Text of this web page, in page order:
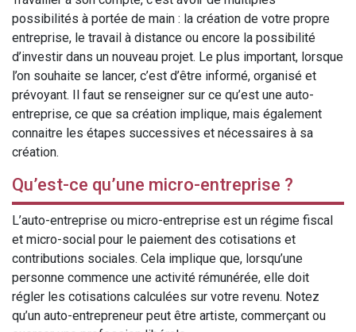
possibilités à portée de main : la création de votre propre
entreprise, le travail à distance ou encore la possibilité
d’investir dans un nouveau projet. Le plus important, lorsque
l’on souhaite se lancer, c’est d’être informé, organisé et
prévoyant. Il faut se renseigner sur ce qu’est une auto-
entreprise, ce que sa création implique, mais également
connaitre les étapes successives et nécessaires à sa
création.
Qu’est-ce qu’une micro-entreprise ?
L’auto-entreprise ou micro-entreprise est un régime fiscal
et micro-social pour le paiement des cotisations et
contributions sociales. Cela implique que, lorsqu’une
personne commence une activité rémunérée, elle doit
régler les cotisations calculées sur votre revenu. Notez
qu’un auto-entrepreneur peut être artiste, commerçant ou